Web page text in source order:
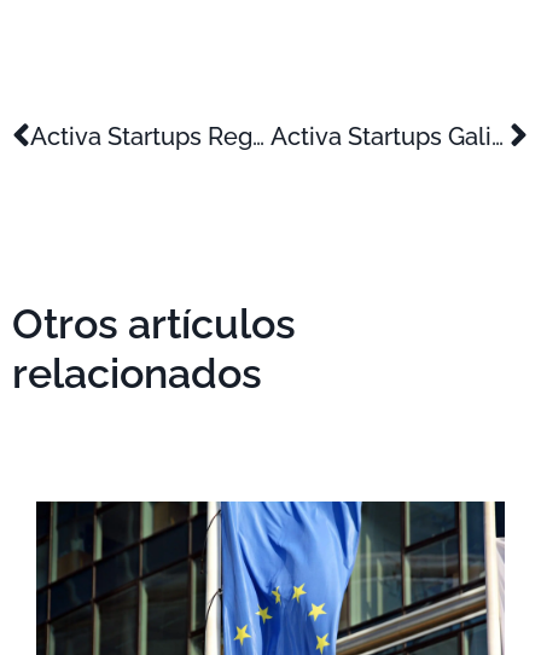
Activa Startups Región de Murcia Activa Startups Galicia
Otros artículos
relacionados